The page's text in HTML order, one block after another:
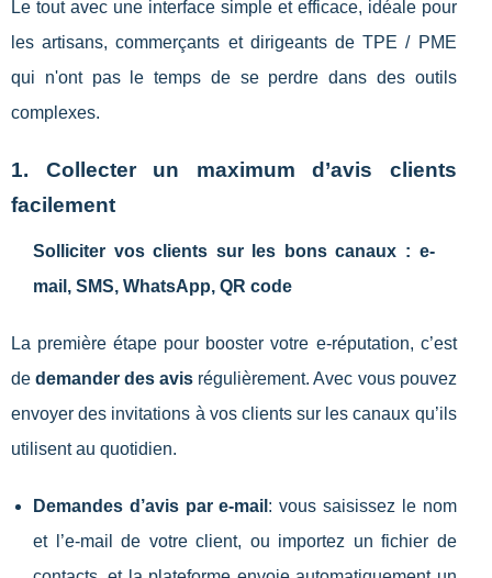
Le tout avec une interface simple et efficace, idéale pour
les artisans, commerçants et dirigeants de TPE / PME
qui n'ont pas le temps de se perdre dans des outils
complexes.
1. Collecter un maximum d’avis clients
facilement
Solliciter vos clients sur les bons canaux : e-
mail, SMS, WhatsApp, QR code
La première étape pour booster votre e-réputation, c’est
dedemander des avis régulièrement. Avec vous pouvez
envoyer des invitations à vos clients sur les canaux qu’ils
utilisent au quotidien.
Demandes d’avis par e-mail : vous saisissez le nom
et l’e-mail de votre client, ou importez un fichier de